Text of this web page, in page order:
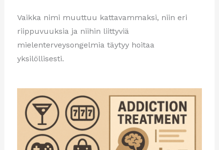
Vaikka nimi muuttuu kattavammaksi, niin eri
riippuvuuksia ja niihin liittyviä
mielenterveysongelmia täytyy hoitaa
yksilöllisesti.